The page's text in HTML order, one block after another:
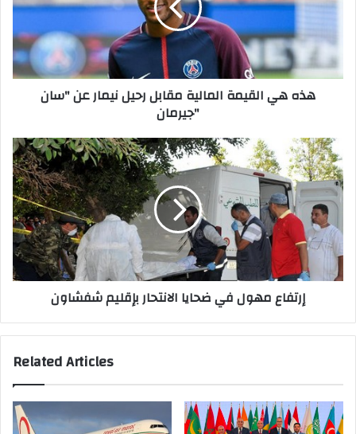
مقابل
نيمار
عن
"سان
جيرمان"
هذه هي القيمة المالية مقابل رحيل نيمار عن "سان
جيرمان"
إرتفاع
مهول
في
ضحايا
الانتحار
بإقليم
Related Articles